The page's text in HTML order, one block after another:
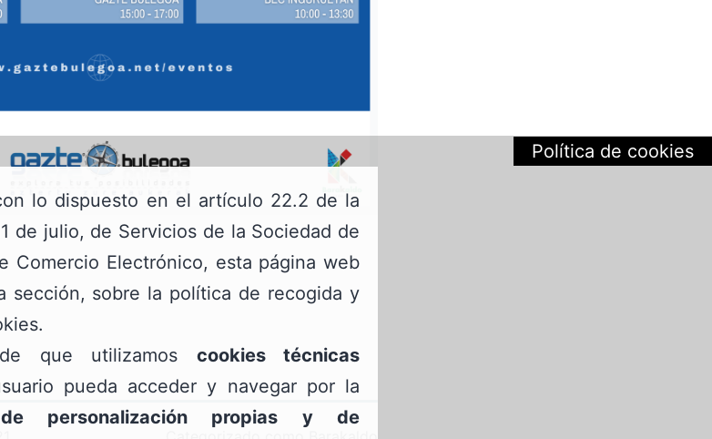
Política de cookies
lo dispuesto en el artículo 22.2 de la
de julio, de Servicios de la Sociedad de
Comercio Electrónico, esta página web
sección, sobre la política de recogida y
que utilizamos cookies técnicas
pueda acceder y navegar por la
personalización propias y de